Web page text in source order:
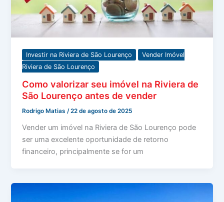
Investir na Riviera de São Lourenço
Vender Imóvel
Riviera de São Lourenço
Como valorizar seu imóvel na Riviera de
São Lourenço antes de vender
Rodrigo Matias/22 de agosto de 2025
Vender um imóvel na Riviera de São Lourenço pode
ser uma excelente oportunidade de retorno
financeiro, principalmente se for um